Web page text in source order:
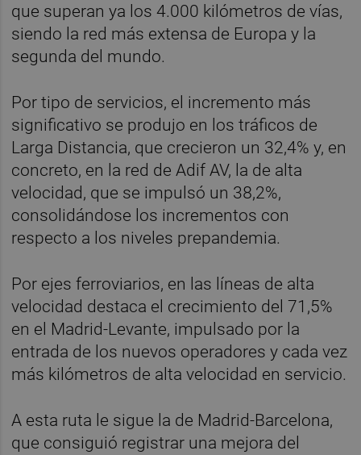
que superan ya los 4.000 kilómetros de vías,
siendo la red más extensa de Europa y la
segunda del mundo.
Por tipo de servicios, el incremento más
significativo se produjo en los tráficos de
Larga Distancia, que crecieron un 32,4% y, en
concreto, en la red de Adif AV, la de alta
velocidad, que se impulsó un 38,2%,
consolidándose los incrementos con
respecto a los niveles prepandemia.
Por ejes ferroviarios, en las líneas de alta
velocidad destaca el crecimiento del 71,5%
en el Madrid-Levante, impulsado por la
entrada de los nuevos operadores y cada vez
más kilómetros de alta velocidad en servicio.
A esta ruta le sigue la de Madrid-Barcelona,
que consiguió registrar una mejora del